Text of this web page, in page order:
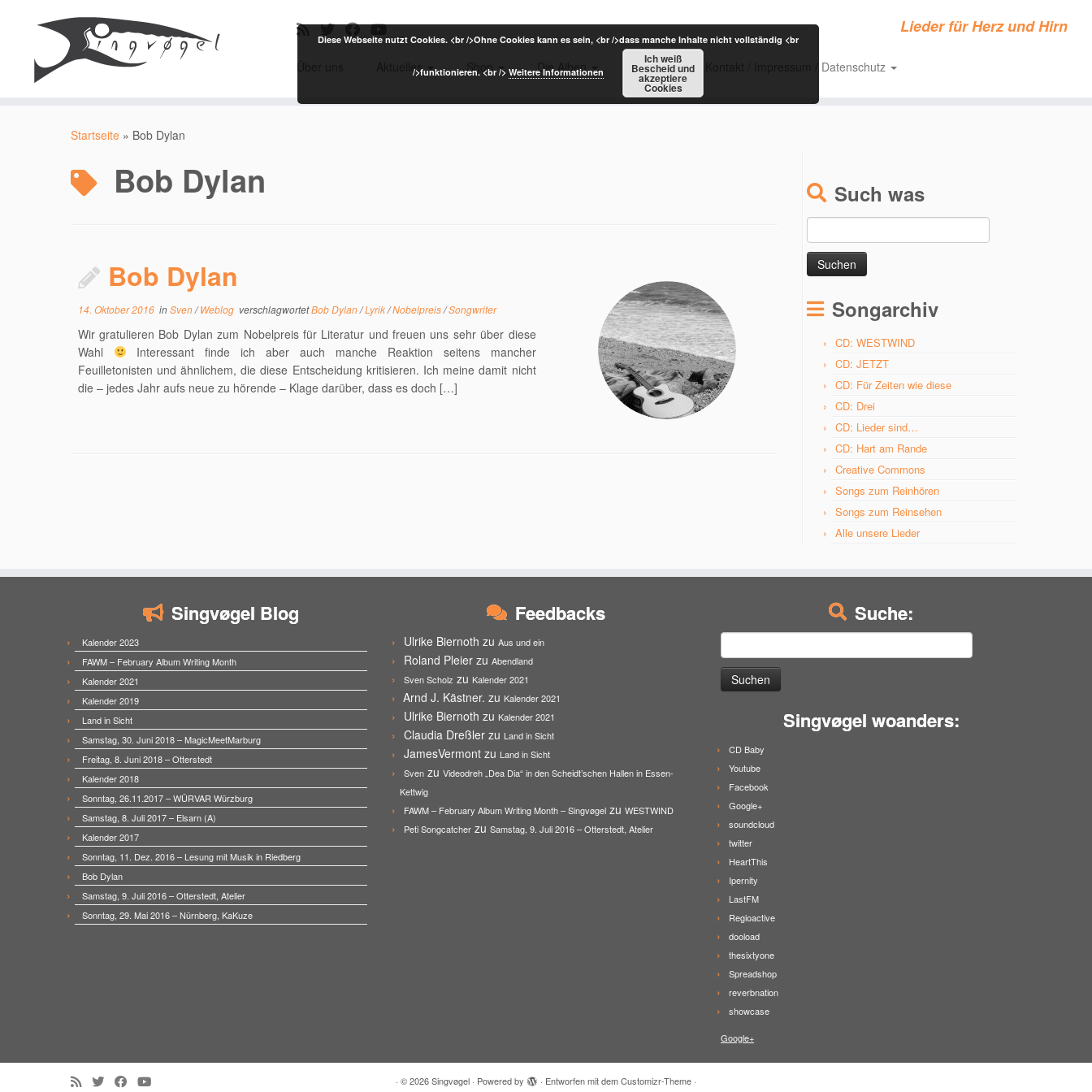
Lieder für Herz und Hirn
Aktuelles Shop Die Alben Termine Kontakt / Impressum / Datenschutz
Startseite » Bob Dylan
Bob Dylan
Bob Dylan
14. Oktober 2016inSven/Weblog verschlagwortetBob Dylan/Lyrik/Nobelpreis/Songwriter
Wir gratulieren Bob Dylan zum Nobelpreis für Literatur und freuen uns sehr über diese
Wahl
Interessant finde ich aber auch manche Reaktion seitens mancher
Feuilletonisten und ähnlichem, die diese Entscheidung kritisieren. Ich meine damit nicht
die – jedes Jahr aufs neue zu hörende – Klage darüber, dass es doch […]
Such was
nach:
Songarchiv
CD: WESTWIND
CD: JETZT
CD: Für Zeiten wie diese
CD: Drei
CD: Lieder sind…
CD: Hart am Rande
Creative Commons
Songs zum Reinhören
Songs zum Reinsehen
Alle unsere Lieder
Singvøgel Blog
Kalender 2023
FAWM – February Album Writing Month
Kalender 2021
Kalender 2019
Land in Sicht
Samstag, 30. Juni 2018 – MagicMeetMarburg
Freitag, 8. Juni 2018 – Otterstedt
Kalender 2018
Sonntag, 26.11.2017 – WÜRVAR Würzburg
Samstag, 8. Juli 2017 – Elsarn (A)
Kalender 2017
Sonntag, 11. Dez. 2016 – Lesung mit Musik in Riedberg
Bob Dylan
Samstag, 9. Juli 2016 – Otterstedt, Atelier
Sonntag, 29. Mai 2016 – Nürnberg, KaKuze
Feedbacks
Ulrike Biernoth zu Aus und ein
Roland Pleier zu Abendland
Sven Scholz zu Kalender 2021
Arnd J. Kästner. zu Kalender 2021
Ulrike Biernoth zu Kalender 2021
Claudia Dreßler zu Land in Sicht
JamesVermont zu Land in Sicht
Sven zu Videodreh „Dea Dia“ in den Scheidt’schen Hallen in Essen-
Kettwig
FAWM – February Album Writing Month – Singvøgel zu WESTWIND
Peti Songcatcher zu Samstag, 9. Juli 2016 – Otterstedt, Atelier
Suche:
nach:
Singvøgel woanders:
CD Baby
Youtube
Facebook
Google+
soundcloud
twitter
HeartThis
Ipernity
LastFM
Regioactive
dooload
thesixtyone
Spreadshop
reverbnation
showcase
Google+
· © 2026Singvøgel · Powered by · Entworfen mit demCustomizr-Theme ·
Diese Webseite nutzt Cookies. <br />Ohne Cookies kann es sein, <br />dass manche Inhalte nicht vollständig <br
/>funktionieren. <br /> Weitere Informationen
Ich weiß
Bescheid und
akzeptiere
Cookies